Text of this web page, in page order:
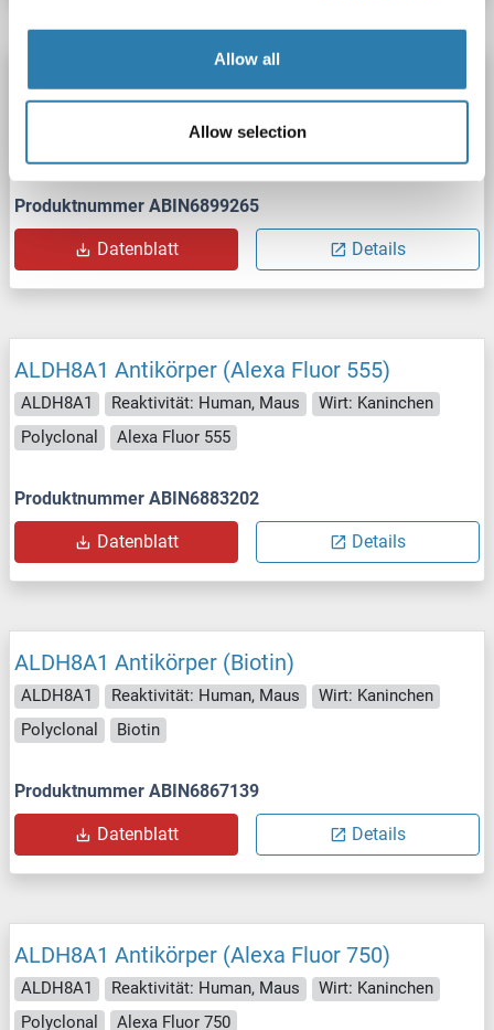
Allow all
Allow selection
Alexa Fluor 680
Produktnummer ABIN6899265
Datenblatt Details
ALDH8A1 Antikörper (Alexa Fluor 555)
ALDH8A1 Reaktivität: Human, Maus
Wirt: Kaninchen
Polyclonal
Alexa Fluor 555
Produktnummer ABIN6883202
Datenblatt Details
ALDH8A1 Antikörper (Biotin)
ALDH8A1 Reaktivität: Human, Maus
Wirt: Kaninchen
Polyclonal
Biotin
Produktnummer ABIN6867139
Datenblatt Details
ALDH8A1 Antikörper (Alexa Fluor 750)
ALDH8A1 Reaktivität: Human, Maus
Wirt: Kaninchen
Polyclonal
Alexa Fluor 750